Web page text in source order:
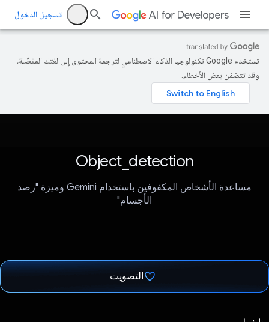
تسجيل الدخول
تستخدم Google تكنولوجيا الذكاء الاصطناعي لترجمة المحتوى إلى لغتك المفضّلة،
وقد تتضمّن بعض الأخطاء.
Object_detection
مساعدة الأشخاص المكفوفين باستخدام Gemini وميزة "رصد
الأجسام"
التصويت